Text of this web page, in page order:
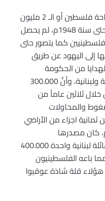
يتبين مما سبق أن الـ 8.8% من مساحة فلسطين أو الـ 2 مليون
دونم التي وقعت في أيدي اليهود حتى سنة 1948م، لم يحصل
كما يتصور حتى
إلى اليهود عن طريق
من الحكومة
البريطانية، والشراء من عائلات سورية ولبنانية، وأنَّ 300.000
ثلاثين عاماً من
والمحاولات
8 (ثُمن) جزء من ثمانية اجزاء من الأراضي
حازها اليهود حتى سنة 1948م، كان مصدرها
فلسطينيون، وقد رأينا كيف باعت عائلة لبنانية واحدة 400.000
باعه الفلسطينيون
هؤلاء قلة شاذة عوقبوا